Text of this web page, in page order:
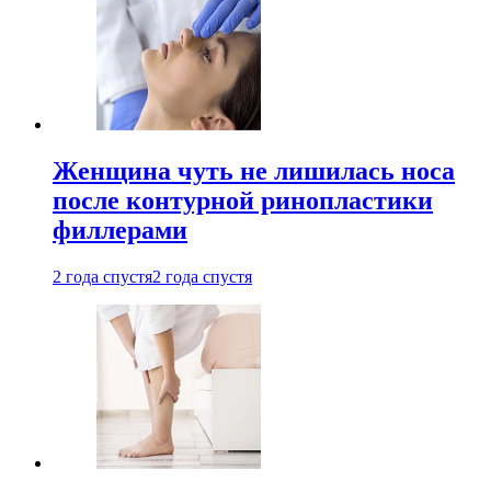
Женщина чуть не лишилась носа
после контурной ринопластики
филлерами
2 года спустя2 года спустя